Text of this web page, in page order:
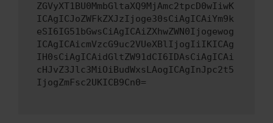
ZGVyXT1BU0MmbGltaXQ9MjAmc2tpcD0wIiwK
ICAgICJoZWFkZXJzIjoge30sCiAgICAiYm9k
eSI6IG51bGwsCiAgICAiZXhwZWN0Ijogewog
ICAgICAicmVzcG9uc2VUeXBlIjogIiIKICAg
IH0sCiAgICAidGltZW91dCI6IDAsCiAgICAi
cHJvZ3Jlc3MiOiBudWxsLAogICAgInJpc2t5
IjogZmFsc2UKICB9Cn0=